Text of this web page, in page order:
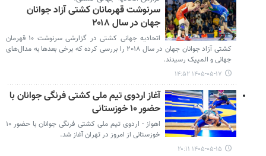
سرنوشت قهرمانان کشتی آزاد جوانان
جهان در سال ۲۰۱۸
اتحادیه جهانی کشتی در گزارشی سرنوشت ۱۰ قهرمان
کشتی آزاد جوانان جهان در سال ۲۰۱۸ را بررسی کرده که برخی بعدها به مدال‌های
جهانی و المپیک رسیدند.
۱۴۰۵-۰۵-۱۷ ۱۴:۵۲
آغاز اردوی تیم ملی کشتی فرنگی جوانان با
حضور ۱۰ خوزستانی
اهواز - اردوی تیم ملی کشتی فرنگی جوانان با حضور ۱۰
خوزستانی از امروز در تهران آغاز شد.
۱۴۰۵-۰۵-۱۵ ۲۰:۱۱